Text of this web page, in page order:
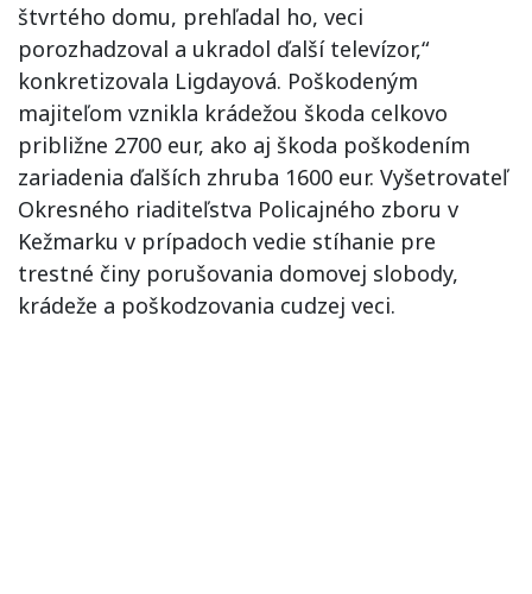
štvrtého domu, prehľadal ho, veci
porozhadzoval a ukradol ďalší televízor,“
konkretizovala Ligdayová. Poškodeným
majiteľom vznikla krádežou škoda celkovo
približne 2700 eur, ako aj škoda poškodením
zariadenia ďalších zhruba 1600 eur. Vyšetrovateľ
Okresného riaditeľstva Policajného zboru v
Kežmarku v prípadoch vedie stíhanie pre
trestné činy porušovania domovej slobody,
krádeže a poškodzovania cudzej veci.